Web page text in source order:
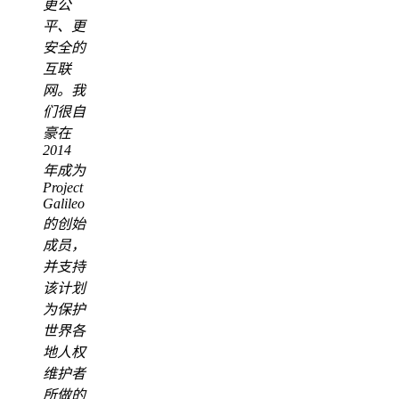
更公
平、更
安全的
互联
网。我
们很自
豪在
2014
年成为
Project
Galileo
的创始
成员，
并支持
该计划
为保护
世界各
地人权
维护者
所做的